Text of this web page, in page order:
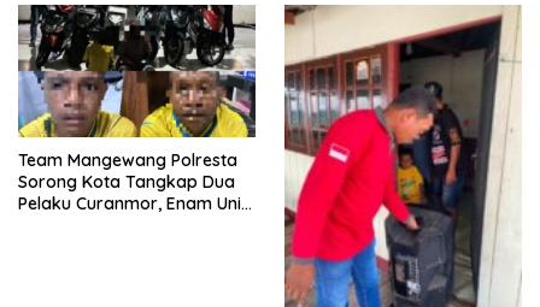
TUNTUTAN DITUNDA
Team Mangewang Polresta
Sorong Kota Tangkap Dua
Pelaku Curanmor, Enam Unit